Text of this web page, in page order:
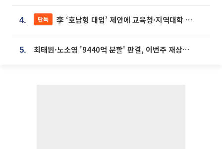
4. 단독 李 ‘호남형 대입’ 제안에 교육청·지역대학 서·논술형 입시 연계 '착수'
5. 최태원·노소영 '9440억 분할' 판결, 이번주 재상고 여부 주목